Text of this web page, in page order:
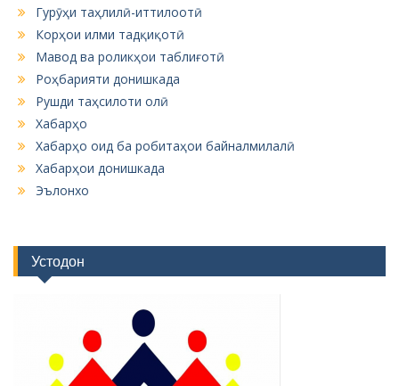
Гурӯҳи таҳлилӣ-иттилоотӣ
Корҳои илми тадқиқотӣ
Мавод ва роликҳои таблиғотӣ
Роҳбарияти донишкада
Рушди таҳсилоти олӣ
Хабарҳо
Хабарҳо оид ба робитаҳои байналмилалӣ
Хабарҳои донишкада
Эълонхо
Устодон